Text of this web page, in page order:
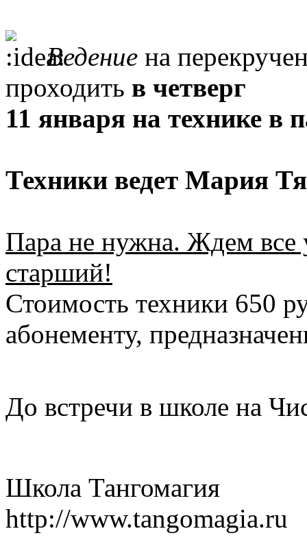
Ведение на
проходить в четверг
11 января на технике в
Техники ведет Мария
Пара не нужна. Ждем все
старший!
Стоимость техники 650
абонементу,
До встречи в школе на
Школа Тангомагия
http://www.tangomagia.ru